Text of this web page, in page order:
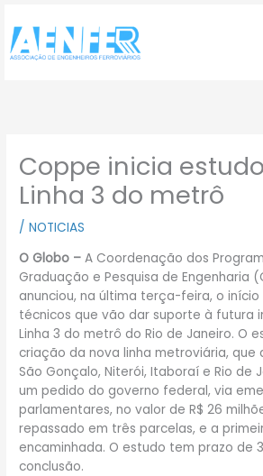
para
conteúdo
Coppe inicia
Linha 3 do metrô
/NOTICIAS
O Globo – A Coordenação dos
Graduação e Pesquisa de Engenharia
anunciou, na última terça-feira, o
técnicos que vão dar suporte à futura
Linha 3 do metrô do Rio de Janeiro. O
criação da nova linha metroviária,
São Gonçalo, Niterói, Itaboraí e Rio de
um pedido do governo federal, via
parlamentares, no valor de R$ 26
repassado em três parcelas, e a
encaminhada. O estudo tem prazo de
conclusão.